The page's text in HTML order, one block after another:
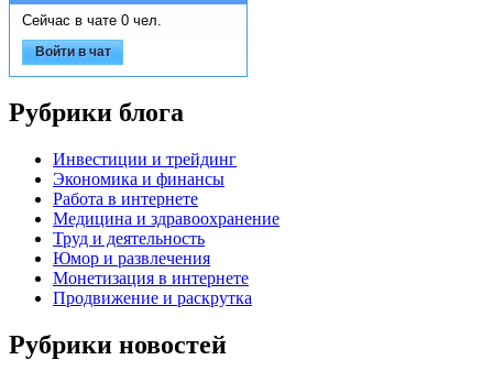
Сейчас в чате 0 чел.
Войти в чат
Рубрики блога
Инвестиции и трейдинг
Экономика и финансы
Работа в интернете
Медицина и здравоохранение
Труд и деятельность
Юмор и развлечения
Монетизация в интернете
Продвижение и раскрутка
Рубрики новостей